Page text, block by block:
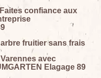
confiance aux
fruitier sans frais
avec
Elagage 89